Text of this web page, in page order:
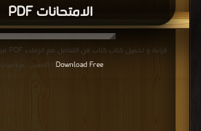
الامتحانات PDF
قراءة و تحميل كتاب كتاب فن التعامل مع الزملاء PDF مجانا | مكتبة >
Download Free | التحميل : مرة/مرات